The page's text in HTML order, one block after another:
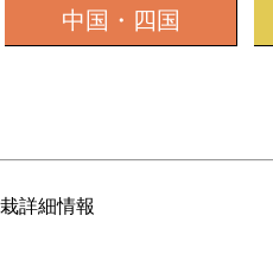
中国・四国
詳細情報